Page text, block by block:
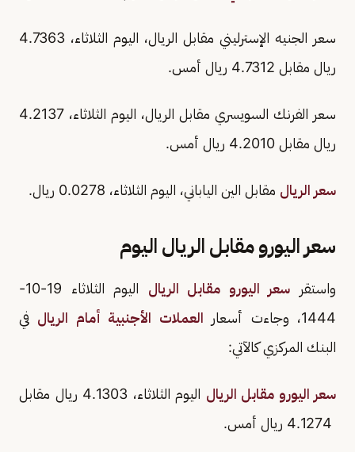
سعر الجنيه الإسترليني مقابل الريال، اليوم الثلاثاء، 4.7363
ريال مقابل 4.7312 ريال أمس.
سعر الفرنك السويسري مقابل الريال، اليوم الثلاثاء، 4.2137
ريال مقابل 4.2010 ريال أمس.
سعر الريال مقابل الين الياباني، اليوم الثلاثاء، 0.0278 ريال.
سعر اليورو مقابل الريال اليوم
واستقر سعر اليورو مقابل الريال
اليوم الثلاثاء 19-10-
1444، وجاءت أسعار
العملات الأجنبية أمام الريال في
البنك المركزي كالآتي:
سعر اليورو مقابل الريال
اليوم الثلاثاء، 4.1303 ريال مقابل